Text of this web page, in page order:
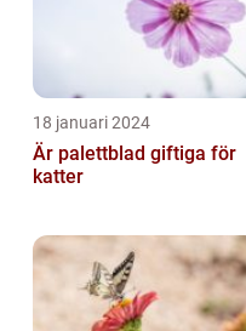
18 januari 2024
Är palettblad giftiga för
katter